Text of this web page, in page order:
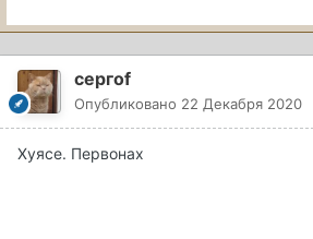
сергоf
Опубликовано 22 Декабря 2020
Хуясе. Первонах